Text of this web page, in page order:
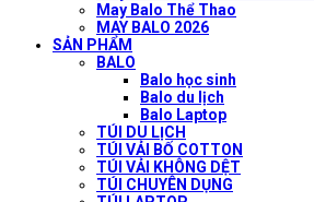
May Balo Thể Thao
MAY BALO 2026
SẢN PHẨM
BALO
Balo học sinh
Balo du lịch
Balo Laptop
TÚI DU LỊCH
TÚI VẢI BỐ COTTON
TÚI VẢI KHÔNG DỆT
TÚI CHUYÊN DỤNG